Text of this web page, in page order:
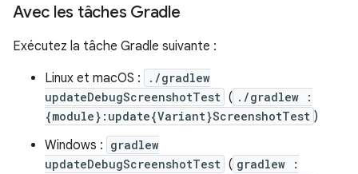
Avec les tâches Gradle
Exécutez la tâche Gradle suivante :
Linux et macOS :
./gradlew
updateDebugScreenshotTest ( ./gradlew :
{module}:update{Variant}ScreenshotTest )
Windows : gradlew
updateDebugScreenshotTest ( gradlew :